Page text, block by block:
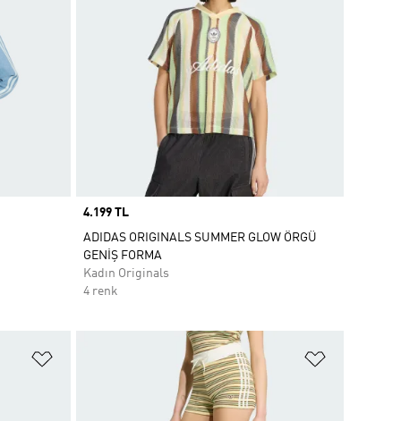
Price
4.199 TL
ADIDAS ORIGINALS SUMMER GLOW ÖRGÜ
GENİŞ FORMA
Kadın Originals
4 renk
Favori Listesine Ekle